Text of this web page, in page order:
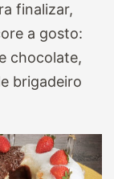
finalizar,
a gosto:
chocolate,
brigadeiro